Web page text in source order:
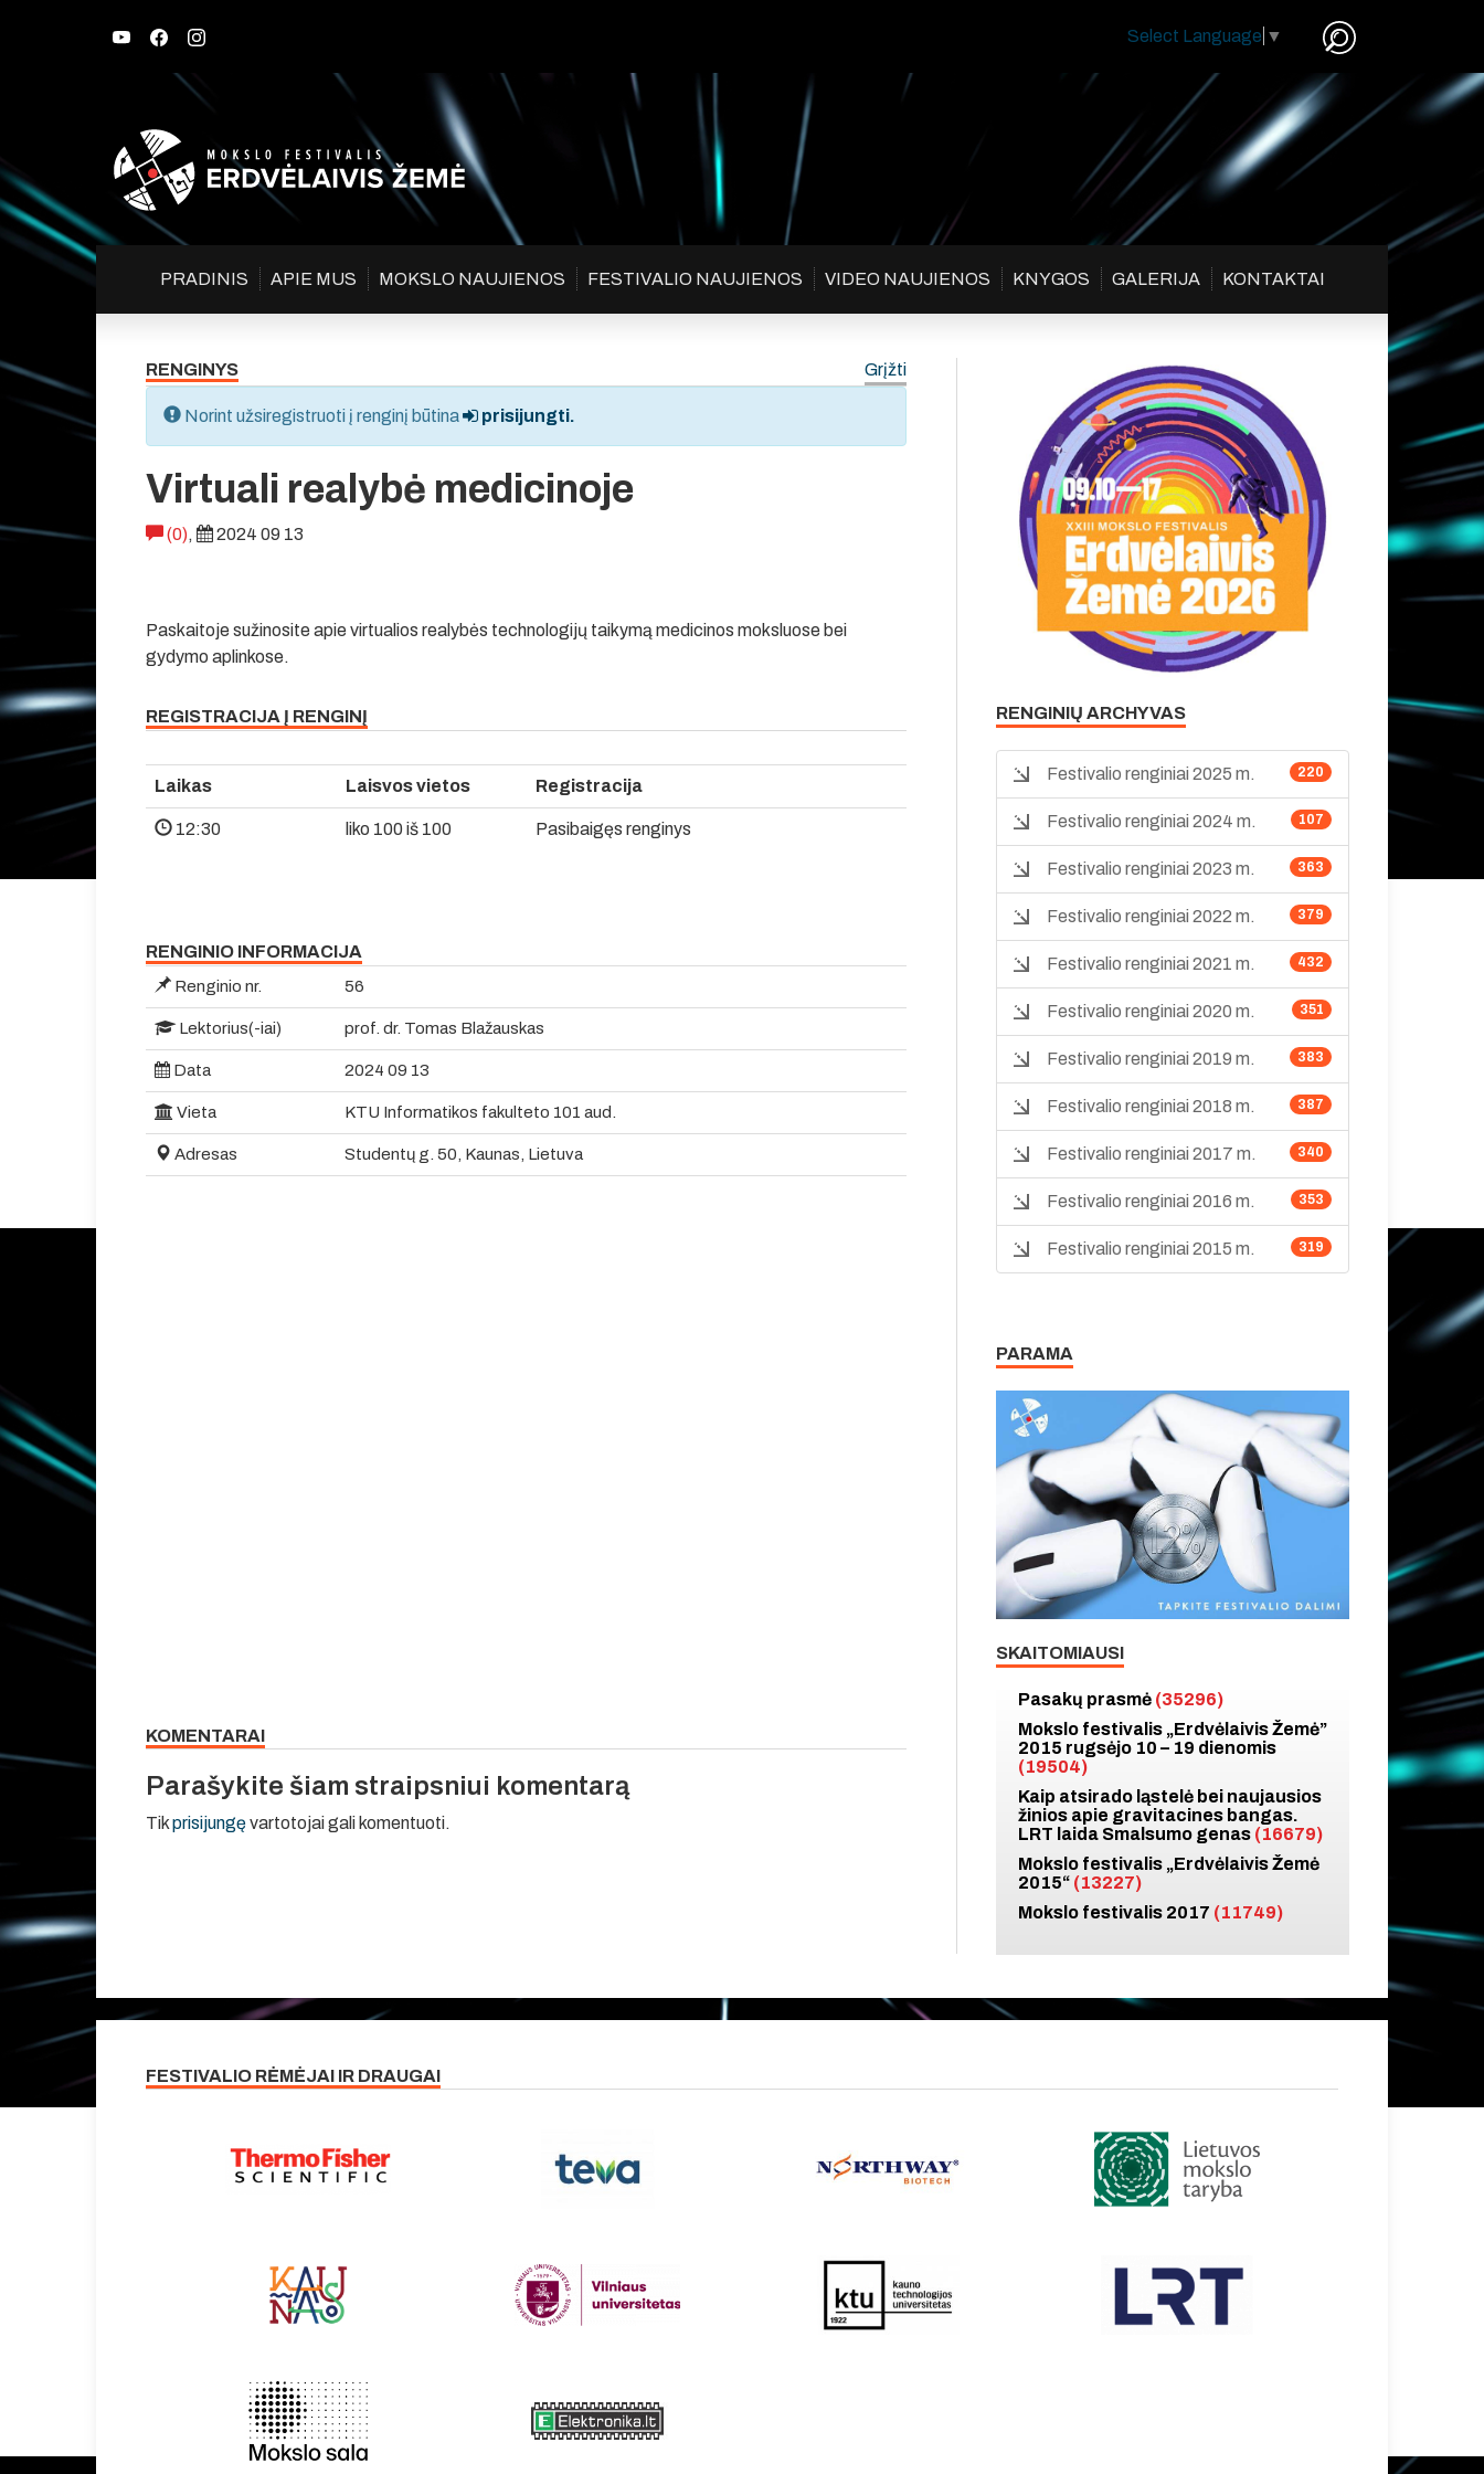
Select Language ▼
PRADINIS APIE MUS MOKSLO NAUJIENOS FESTIVALIO NAUJIENOS VIDEO NAUJIENOS KNYGOS GALERIJA KONTAKTAI
RENGINYS Grįžti
Norint užsiregistruoti į renginį būtina prisijungti.
Virtuali realybė medicinoje
(0), 2024 09 13
Paskaitoje sužinosite apie virtualios realybės technologijų taikymą medicinos moksluose bei
gydymo aplinkose.
REGISTRACIJA Į RENGINĮ
Laikas Laisvos vietos Registracija
12:30 liko 100 iš 100 Pasibaigęs renginys
RENGINIO INFORMACIJA
Renginio nr. 56
Lektorius(-iai) prof. dr. Tomas Blažauskas
Data 2024 09 13
Vieta KTU Informatikos fakulteto 101 aud.
Adresas Studentų g. 50, Kaunas, Lietuva
KOMENTARAI
Parašykite šiam straipsniui komentarą
Tikprisijungęvartotojai gali komentuoti.
RENGINIŲ ARCHYVAS
220
Festivalio renginiai 2025 m.
107
Festivalio renginiai 2024 m.
363
Festivalio renginiai 2023 m.
379
Festivalio renginiai 2022 m.
432
Festivalio renginiai 2021 m.
351
Festivalio renginiai 2020 m.
383
Festivalio renginiai 2019 m.
387
Festivalio renginiai 2018 m.
340
Festivalio renginiai 2017 m.
353
Festivalio renginiai 2016 m.
319
Festivalio renginiai 2015 m.
PARAMA
SKAITOMIAUSI
Pasakų prasmė (35296)
Mokslo festivalis „Erdvėlaivis Žemė”
2015 rugsėjo 10 – 19 dienomis
(19504)
Kaip atsirado ląstelė bei naujausios
žinios apie gravitacines bangas.
LRT laida Smalsumo genas (16679)
Mokslo festivalis „Erdvėlaivis Žemė
2015“ (13227)
Mokslo festivalis 2017 (11749)
FESTIVALIO RĖMĖJAI IR DRAUGAI